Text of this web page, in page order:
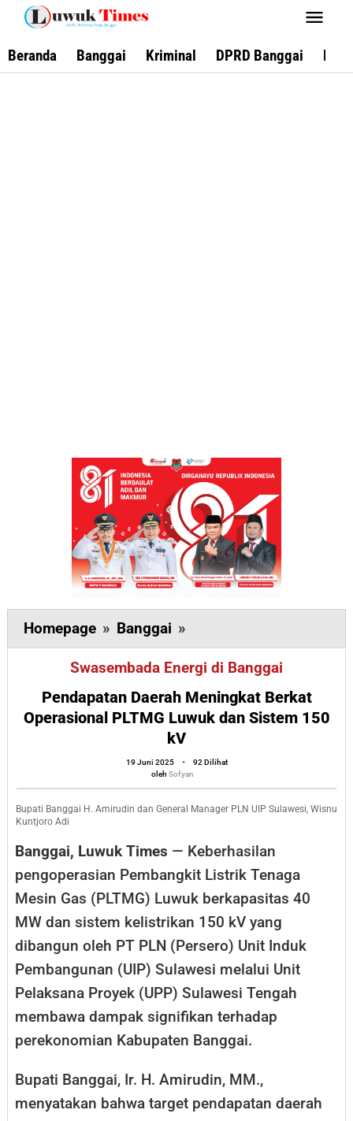
Lewati
konten
Beranda Banggai Kriminal DPRD Banggai
Homepage » Banggai »
Daerah
Meningkat
Berkat
Operasional
Luwuk
dan
Sistem
kV
Swasembada Energi di Banggai
Pendapatan Daerah Meningkat Berkat
Operasional PLTMG Luwuk dan Sistem 150
kV
19 Juni 2025
oleh
Sofyan
-
92 Dilihat
oleh Sofyan
Bupati Banggai H. Amirudin dan General Manager PLN UIP Sulawesi, Wisnu
Kuntjoro Adi
Banggai, Luwuk Times — Keberhasilan
pengoperasian Pembangkit Listrik Tenaga
Mesin Gas (PLTMG) Luwuk berkapasitas 40
MW dan sistem kelistrikan 150 kV yang
dibangun oleh PT PLN (Persero) Unit Induk
Pembangunan (UIP) Sulawesi melalui Unit
Pelaksana Proyek (UPP) Sulawesi Tengah
membawa dampak signifikan terhadap
perekonomian Kabupaten Banggai.
Bupati Banggai, Ir. H. Amirudin, MM.,
menyatakan bahwa target pendapatan daerah